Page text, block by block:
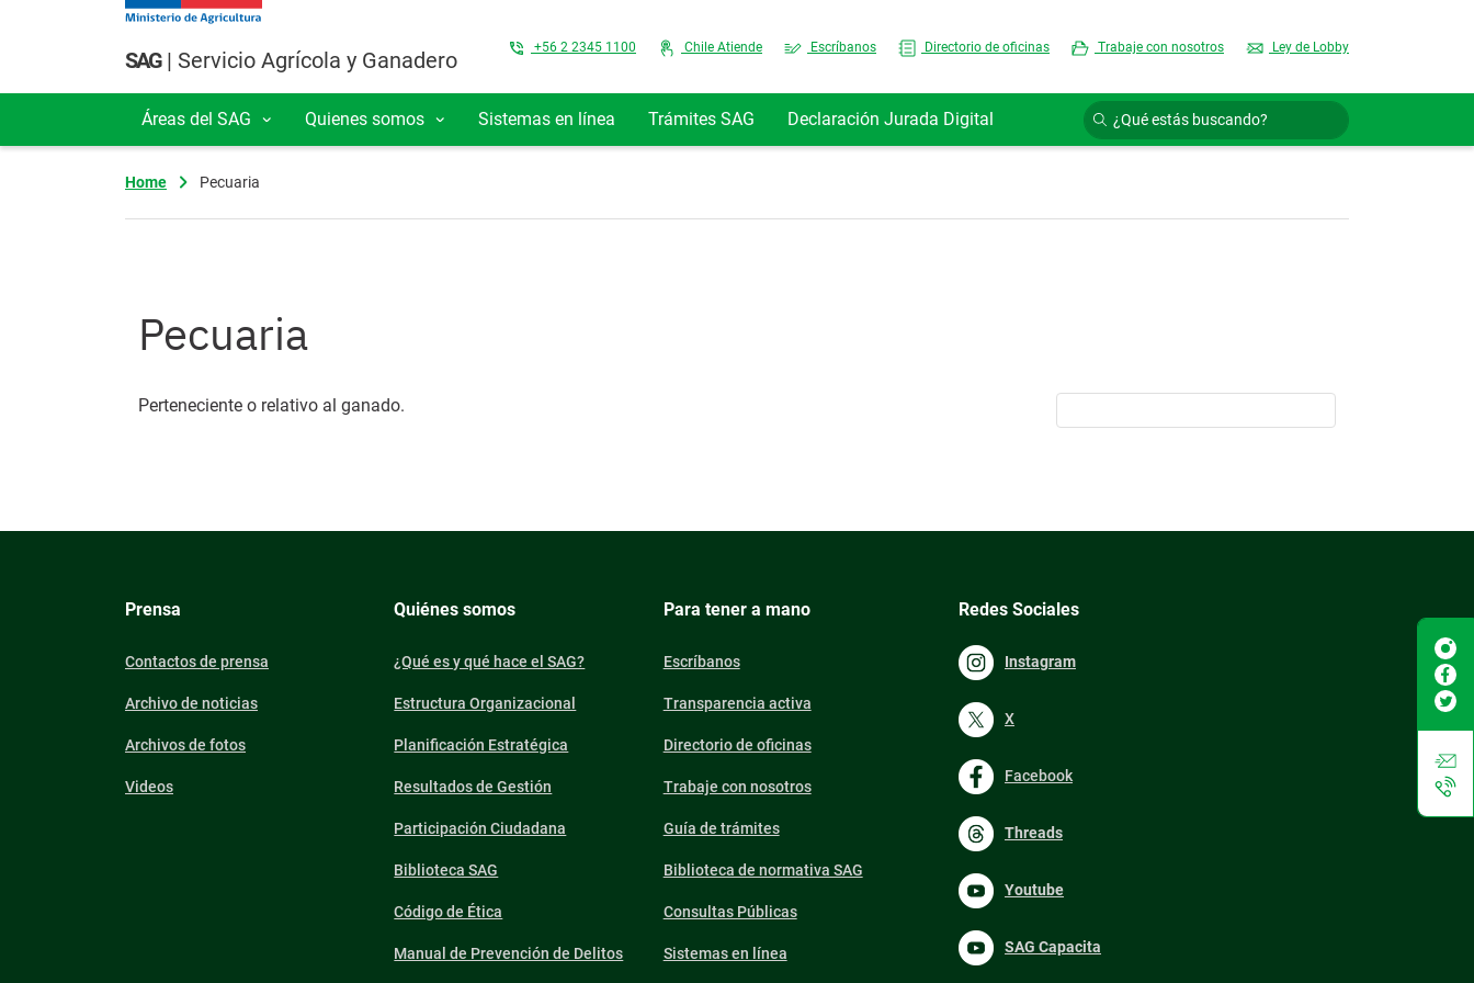
Pasar al contenido principal
SAG| Servicio Agrícola y Ganadero Top Menu
+56 2 2345 1100 Chile Atiende Escríbanos Directorio de oficinas Trabaje con nosotros Ley de Lobby
Navegación principal
Áreas del SAG Quienes somos Sistemas en línea Trámites SAG Declaración Jurada Digital
Home Pecuaria
Pecuaria
Perteneciente o relativo al ganado.
Prensa
Contactos de prensa
Archivo de noticias
Archivos de fotos
Videos
Quiénes somos
¿Qué es y qué hace el SAG?
Estructura Organizacional
Planificación Estratégica
Resultados de Gestión
Participación Ciudadana
Biblioteca SAG
Código de Ética
Manual de Prevención de Delitos
Para tener a mano
Escríbanos
Transparencia activa
Directorio de oficinas
Trabaje con nosotros
Guía de trámites
Biblioteca de normativa SAG
Consultas Públicas
Sistemas en línea
Redes Sociales
Instagram
X
Facebook
Threads
Youtube
SAG Capacita